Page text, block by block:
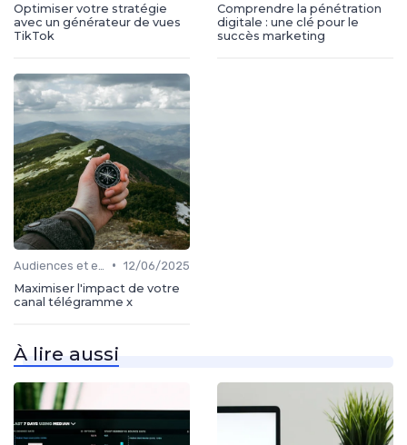
Optimiser votre stratégie
avec un générateur de vues
TikTok
Comprendre la pénétration
digitale : une clé pour le
succès marketing
• 12/06/2025
Maximiser l'impact de votre
canal télégramme x
À lire aussi